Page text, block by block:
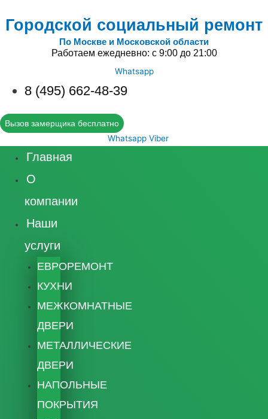
Городской социальный ремонт
По Москве и Московской области
Работаем ежедневно: с 9:00 до 21:00
Whatsapp
8 (495) 662-48-39
Вызов замерщика бесплатно
Whatsapp Viber
Главная
О
компании
Наши
услуги
ЕВРОРЕМОНТ
КУХНИ
МЕЖКОМНАТНЫЕ
ДВЕРИ
МЕТАЛЛИЧЕСКИЕ
ДВЕРИ
НАПОЛЬНЫЕ
ПОКРЫТИЯ